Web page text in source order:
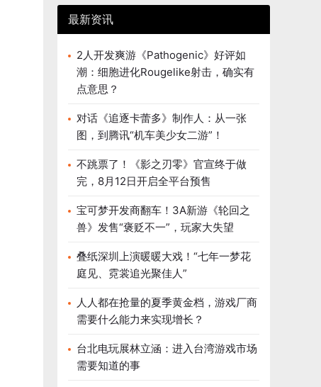
最新资讯
2人开发爽游《Pathogenic》好评如
潮：细胞进化Rougelike射击，确实有
点意思？
对话《追逐卡蕾多》制作人：从一张
图，到腾讯“机车美少女二游”！
不跳票了！《影之刃零》官宣终于做
完，8月12日开启全平台预售
宝可梦开发商翻车！3A新游《轮回之
兽》发售“褒贬不一”，玩家大失望
叠纸深圳上演暖暖大戏！“七年一梦花
庭见、霓裳追光聚佳人”
人人都在抢量的夏季黄金档，游戏厂商
需要什么能力来实现增长？
台北电玩展林立涵：进入台湾游戏市场
需要知道的事